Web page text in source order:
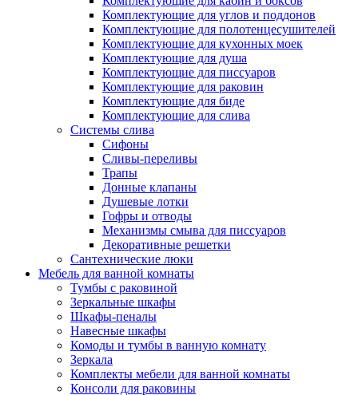
Комплектующие для углов и поддонов
Комплектующие для полотенцесушителей
Комплектующие для кухонных моек
Комплектующие для душа
Комплектующие для писсуаров
Комплектующие для раковин
Комплектующие для биде
Комплектующие для слива
Системы слива
Сифоны
Сливы-переливы
Трапы
Донные клапаны
Душевые лотки
Гофры и отводы
Механизмы смыва для писсуаров
Декоративные решетки
Сантехнические люки
Мебель для ванной комнаты
Тумбы с раковиной
Зеркальные шкафы
Шкафы-пеналы
Навесные шкафы
Комоды и тумбы в ванную комнату
Зеркала
Комплекты мебели для ванной комнаты
Консоли для раковины